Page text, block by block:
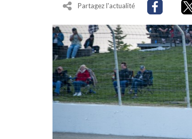
Partagez l'actualité